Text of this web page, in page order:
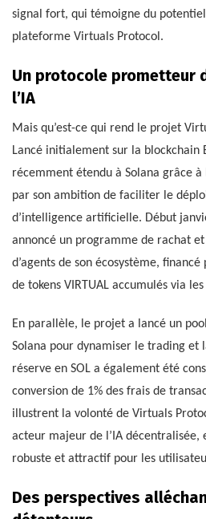
signal fort, qui témoigne du
plateforme Virtuals Protocol.
Un protocole prometteur
l’IA
Mais qu’est-ce qui rend le projet
Lancé initialement sur la blockchain
récemment étendu à Solana grâce
par son ambition de faciliter le
d’intelligence artificielle. Début
annoncé un programme de rachat
d’agents de son écosystème,
de tokens VIRTUAL accumulés via
En parallèle, le projet a lancé un
Solana pour dynamiser le trading et
réserve en SOL a également été
conversion de 1% des frais de
illustrent la volonté de Virtuals
acteur majeur de l’IA décentralisée,
robuste et attractif pour les
Des perspectives